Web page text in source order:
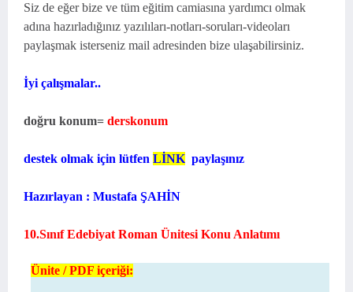
Siz de eğer bize ve tüm eğitim camiasına yardımcı olmak
adına hazırladığınız yazılıları-notları-soruları-videoları
paylaşmak isterseniz mail adresinden bize ulaşabilirsiniz.
İyi çalışmalar..
doğru konum= derskonum
destek olmak için lütfen LİNK paylaşınız
Hazırlayan : Mustafa ŞAHİN
10.Sınıf Edebiyat Roman Ünitesi Konu Anlatımı
Ünite / PDF içeriği: